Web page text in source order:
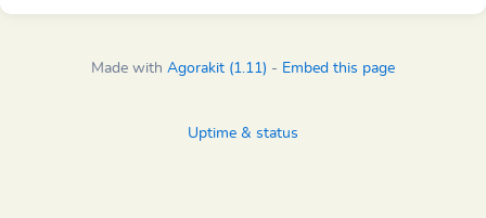
Made with Agorakit (1.11) - Embed this page
Uptime & status